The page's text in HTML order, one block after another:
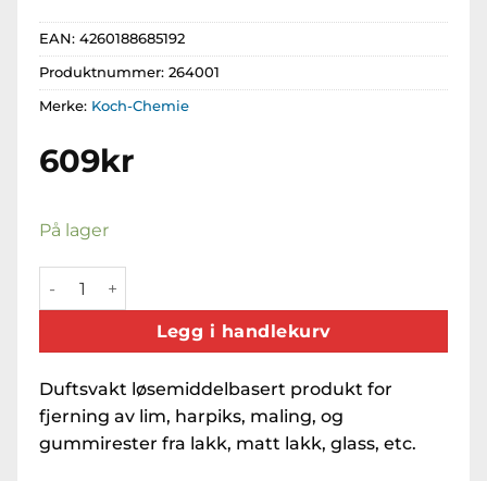
EAN: 4260188685192
Produktnummer: 264001
Merke: Koch-Chemie
609kr
På lager
EULEX M (1 Liter) Eum antall
Legg i handlekurv
Duftsvakt løsemiddelbasert produkt for
fjerning av lim, harpiks, maling, og
gummirester fra lakk, matt lakk, glass, etc.